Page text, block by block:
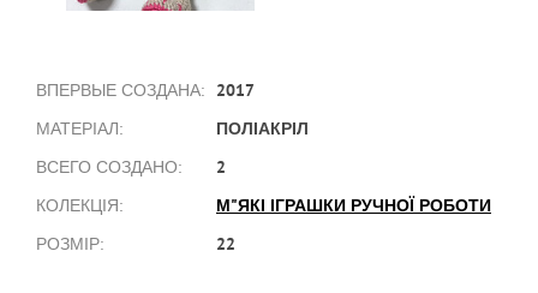
ВПЕРВЫЕ СОЗДАНА: 2017
МАТЕРІАЛ: ПОЛІАКРІЛ
ВСЕГО СОЗДАНО: 2
КОЛЕКЦІЯ: М"ЯКІ ІГРАШКИ РУЧНОЇ РОБОТИ
РОЗМІР: 22